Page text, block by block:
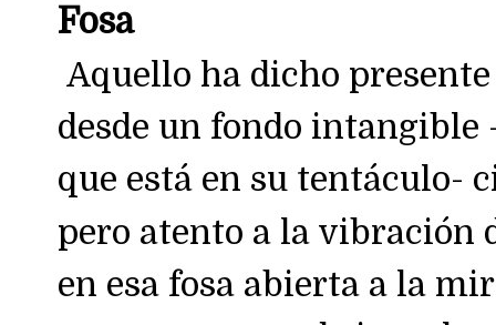
Fosa
Aquello ha dicho presente
desde un fondo intangible
que está en su tentáculo-
pero atento a la vibración
en esa fosa abierta a la